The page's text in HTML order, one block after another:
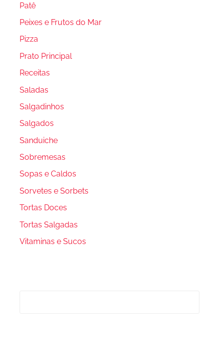
Patê
Peixes e Frutos do Mar
Pizza
Prato Principal
Receitas
Saladas
Salgadinhos
Salgados
Sanduiche
Sobremesas
Sopas e Caldos
Sorvetes e Sorbets
Tortas Doces
Tortas Salgadas
Vitaminas e Sucos